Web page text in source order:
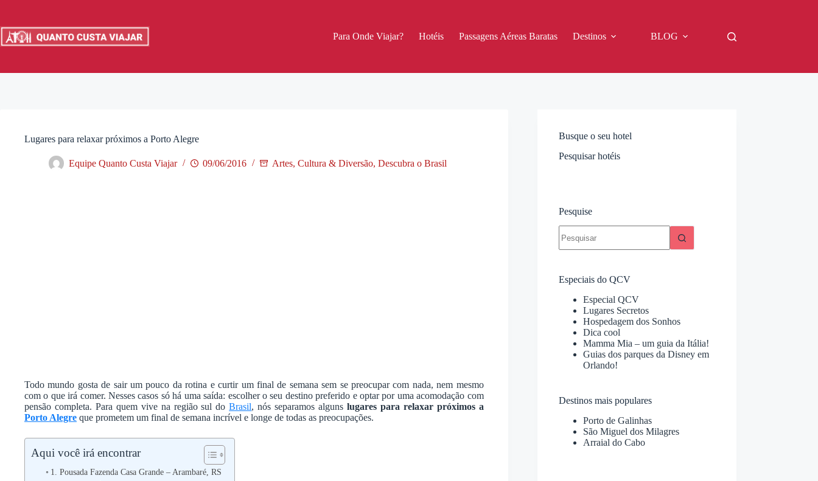
o
conteúdo
Para Onde Viajar? Hotéis Passagens Aéreas Baratas Destinos BLOG
Lugares para relaxar próximos a Porto Alegre
Equipe Quanto Custa Viajar 09/06/2016 Artes, Cultura & Diversão, Descubra o Brasil
Todo mundo gosta de sair um pouco da rotina e curtir um final de semana sem se preocupar com nada, nem mesmo
com o que irá comer. Nesses casos só há uma saída: escolher o seu destino preferido e optar por uma acomodação com
pensão completa. Para quem vive na região sul doBrasil, nós separamos alguns lugares para relaxar próximos a
Porto Alegre que prometem um final de semana incrível e longe de todas as preocupações.
Aqui você irá encontrar
1. Pousada Fazenda Casa Grande – Arambaré, RS
Busque o seu hotel
Pesquisar hotéis
Pesquise
resultados
Especiais do QCV
Especial QCV
Lugares Secretos
Hospedagem dos Sonhos
Dica cool
Mamma Mia – um guia da Itália!
Guias dos parques da Disney em
Orlando!
Destinos mais populares
Porto de Galinhas
São Miguel dos Milagres
Arraial do Cabo